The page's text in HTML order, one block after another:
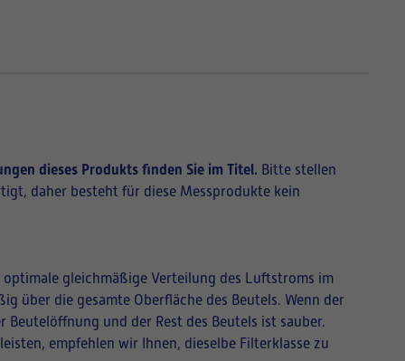
dieses Produkts finden Sie im Titel. Bitte stellen
daher besteht für diese Messprodukte kein
gleichmäßige Verteilung des Luftstroms im
über die gesamte Oberfläche des Beutels. Wenn der
und der Rest des Beutels ist sauber.
empfehlen wir Ihnen, dieselbe Filterklasse zu